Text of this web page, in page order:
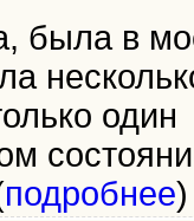
была в
один
подробнее)